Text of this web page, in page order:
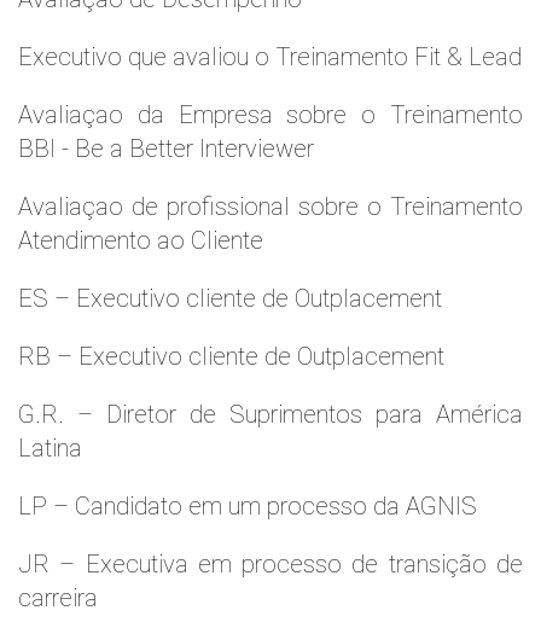
Executivo que avaliou o Treinamento Fit & Lead
Avaliaçao da Empresa sobre o Treinamento
BBI - Be a Better Interviewer
Avaliaçao de profissional sobre o Treinamento
Atendimento ao Cliente
ES – Executivo cliente de Outplacement
RB – Executivo cliente de Outplacement
G.R. – Diretor de Suprimentos para América
Latina
LP – Candidato em um processo da AGNIS
JR – Executiva em processo de transição de
carreira